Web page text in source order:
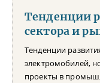
Тенденции
сектора и
Тенденции
электромобилей,
проекты в